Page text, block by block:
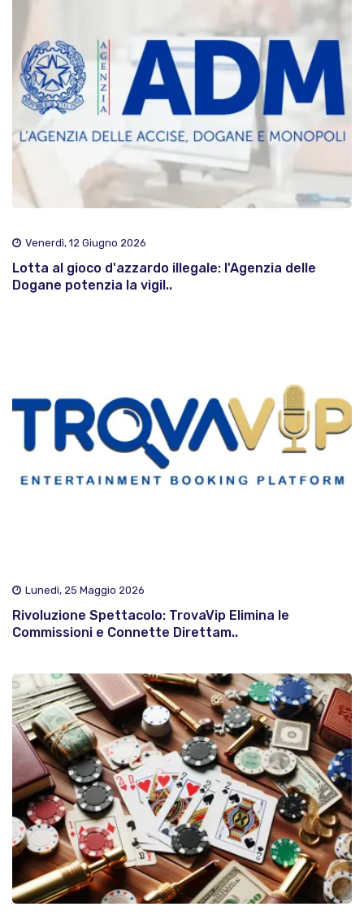
Venerdì, 12 Giugno 2026
Lotta al gioco d'azzardo illegale: l'Agenzia delle
Dogane potenzia la vigil..
Lunedì, 25 Maggio 2026
Rivoluzione Spettacolo: TrovaVip Elimina le
Commissioni e Connette Direttam..